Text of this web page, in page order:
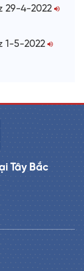
29-4-2022
1-5-2022
Tây Bắc